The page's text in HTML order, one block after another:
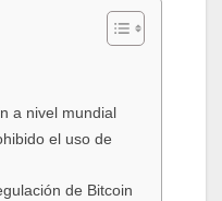
a nivel mundial
el uso de
de Bitcoin